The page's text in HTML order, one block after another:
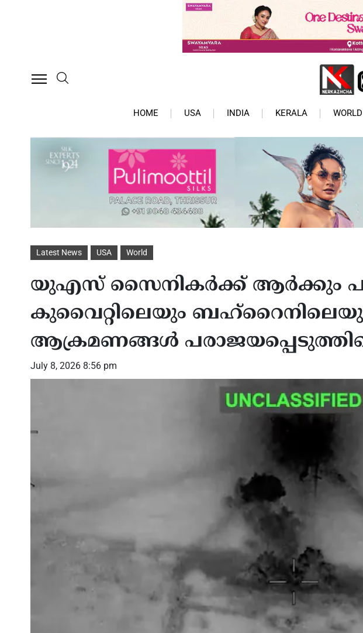
HOME USA INDIA KERALA WORLD
Latest News USA World
യുഎസ് സൈനികർക്ക് ആർക്കും
കുവൈറ്റിലെയും
ആക്രമണങ്ങൾ
July 8, 2026 8:56 pm